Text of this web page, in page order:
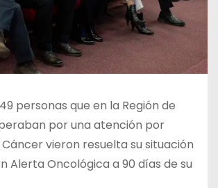
personas que en la Región de
por una atención por
vieron resuelta su situación
Alerta Oncológica a 90 días de su